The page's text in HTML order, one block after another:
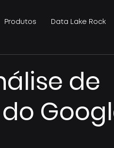
Produtos Data Lake Rock
de